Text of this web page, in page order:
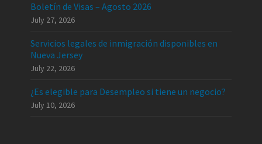
Boletín de Visas – Agosto 2026
July 27, 2026
Servicios legales de inmigración disponibles en
Nueva Jersey
July 22, 2026
¿Es elegible para Desempleo si tiene un negocio?
July 10, 2026